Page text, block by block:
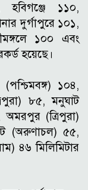
হবিগঞ্জে ১১০,
দুর্গাপুরে ১০১,
১০০ এবং
হয়েছে।
১০৪,
৮৫, মনুঘাট
অমরপুর (ত্রিপুরা)
(অরুণাচল) ৫৫,
৪৬ মিলিমিটার